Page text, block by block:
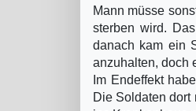
Mann müsse
sterben wird.
danach kam ein
anzuhalten, doch
Im Endeffekt
Die Soldaten dort